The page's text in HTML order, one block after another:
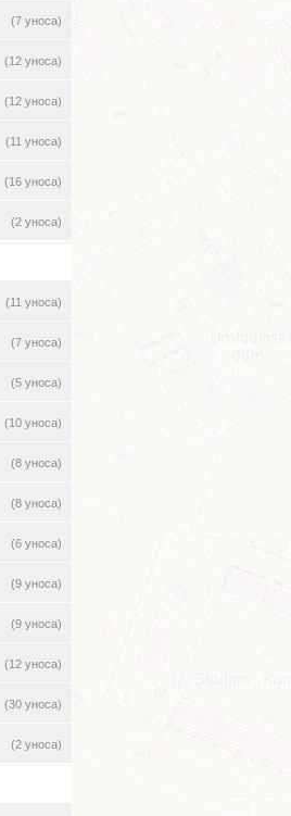
(7 уноса)
(12 уноса)
(12 уноса)
(11 уноса)
(16 уноса)
(2 уноса)
(11 уноса)
(7 уноса)
(5 уноса)
(10 уноса)
(8 уноса)
(8 уноса)
(6 уноса)
(9 уноса)
(9 уноса)
(12 уноса)
(30 уноса)
(2 уноса)